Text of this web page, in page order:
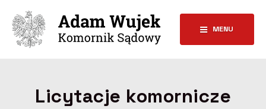
MENU
Licytacje komornicze